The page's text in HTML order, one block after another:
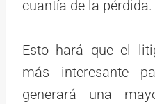
cuantía de la pérdida.
Esto hará que el
más interesante
generará una